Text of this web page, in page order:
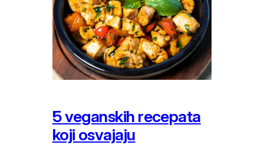
5 veganskih recepata
koji osvajaju